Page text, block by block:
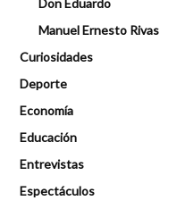
Don Eduardo
Manuel Ernesto Rivas
Curiosidades
Deporte
Economía
Educación
Entrevistas
Espectáculos